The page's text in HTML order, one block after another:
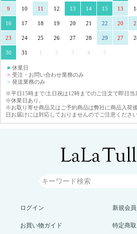
9 10 11 12 13 14 15
16 17 18 19 20 21 22
23 24 25 26 27 28 29
30 31 1 2 3 4 5
13
20
27
■ 休業日
■ 受注・お問い合わせ業務のみ
■ 発送業務のみ
※平日15時まで/土日祝は12時までのご注文で即日当
※休業日あり。
※お取り寄せ商品又はご予約商品は弊社に商品入荷
日お届けには対応しておりませんのでご注意ください
ログイン 新規会
お買い物ガイド 特定商